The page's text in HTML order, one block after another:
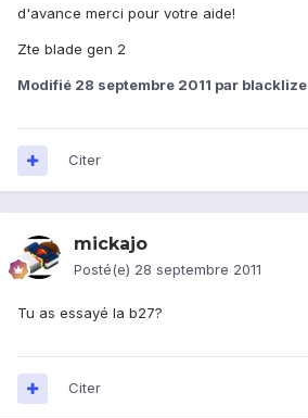
d'avance merci pour votre aide!
Zte blade gen 2
Modifié 28 septembre 2011 par blacklize
Citer
mickajo
Posté(e) 28 septembre 2011
Tu as essayé la b27?
Citer